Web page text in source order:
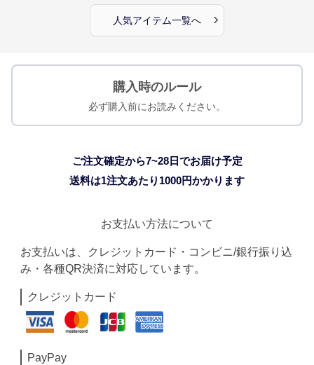
人気アイテム一覧へ ›
購入時のルール
必ず購入前にお読みください。
ご注文確定から7~28日でお届け予定
送料は1注文あたり 1000円かかります
お支払い方法について
お支払いは、クレジットカード・コンビニ/銀行振り込
み・各種QR決済に対応しています。
クレジットカード
PayPay